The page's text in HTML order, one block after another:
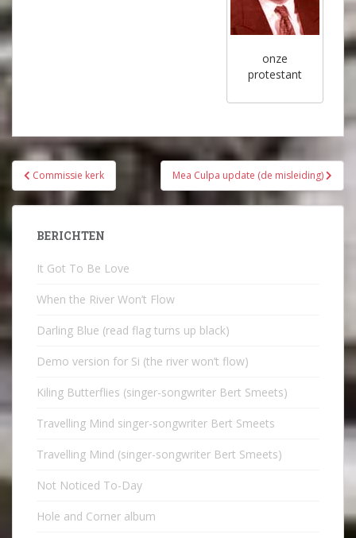
onze
protestant
Bericht
navigatie
Commissie kerk Mea Culpa update (de misleiding)
BERICHTEN
It Got To Be Love
When the River Won’t Flow
Darling Blue (read flag turns up black)
Demo version for Si (the river won’t flow)
Kiling Butterflies (singer-songwriter Bert Smeets)
Travelling Mind singer-songwriter Bert Smeets
Travelling Mind (singer-songwriter Bert Smeets)
Not Noticed To-Day
Hole and Corner album